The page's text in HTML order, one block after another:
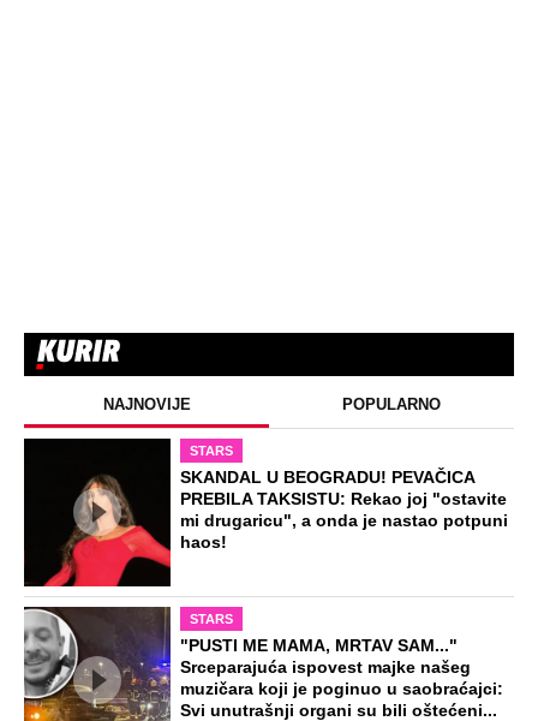
NAJNOVIJE POPULARNO
STARS
SKANDAL U BEOGRADU! PEVAČICA
PREBILA TAKSISTU: Rekao joj "ostavite
mi drugaricu", a onda je nastao potpuni
haos!
STARS
"PUSTI ME MAMA, MRTAV SAM..."
Srceparajuća ispovest majke našeg
muzičara koji je poginuo u saobraćajci:
Svi unutrašnji organi su bili oštećeni...